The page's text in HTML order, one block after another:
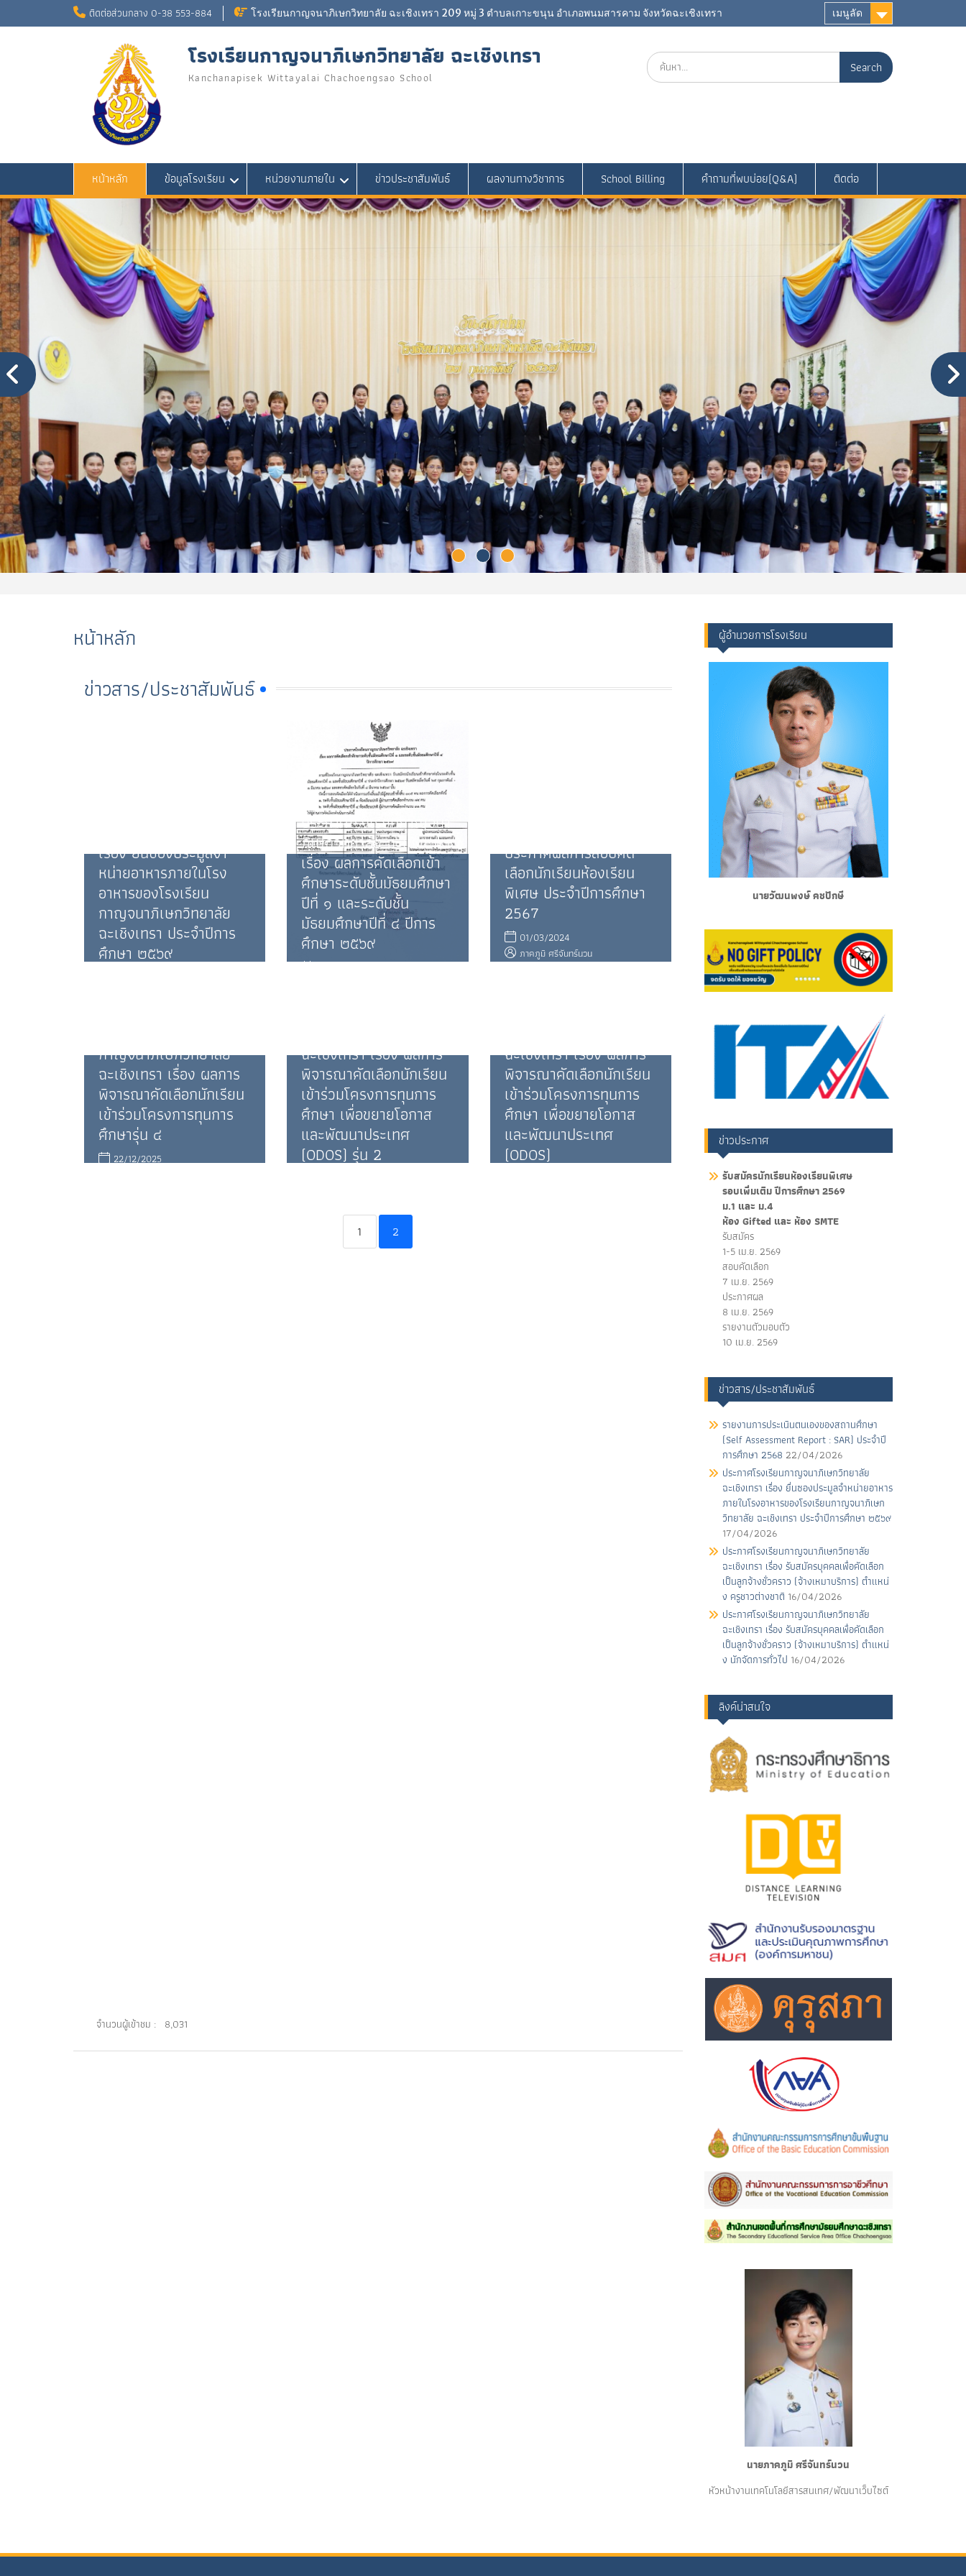
ติดต่อส่วนกลาง 0-38 553-884 โรงเรียนกาญจนาภิเษกวิทยาลัย ฉะเชิงเทรา 209 หมู่ 3 ตำบลเกาะขนุน อำเภอพนมสารคาม จังหวัดฉะเชิงเทรา เมนูลัด
โรงเรียนกาญจนาภิเษกวิทยาลัย ฉะเชิงเทรา
Kanchanapisek Wittayalai Chachoengsao School
Search
for:
หน้าหลัก ข้อมูลโรงเรียน หน่วยงานภายใน ข่าวประชาสัมพันธ์ ผลงานทางวิชาการ School Billing คำถามที่พบบ่อย(Q&A) ติดต่อ
หน้าหลัก
ข่าวสาร/ประชาสัมพันธ์
เรื่อง ยื่นซองประมูลจํา
หน่ายอาหารภายในโรง
อาหารของโรงเรียน
กาญจนาภิเษกวิทยาลัย
ฉะเชิงเทรา ประจําปีการ
ศึกษา ๒๕๖๙
ประกาศโรงเรียนกาญจนา
ภิเษกวิทยาลัย ฉะเชิงเทรา
เรื่อง ผลการคัดเลือกเข้า
ศึกษาระดับชั้นมัธยมศึกษา
ปีที่ ๑ และระดับชั้น
มัธยมศึกษาปีที่ ๔ ปีการ
ศึกษา ๒๕๖๙
ประกาศผลการสอบคัด
เลือกนักเรียนห้องเรียน
พิเศษ ประจำปีการศึกษา
2567
01/03/2024
ภาคภูมิ ศรีจันทร์นวน
กาญจนาภิเษกวิทยาลัย
ฉะเชิงเทรา เรื่อง ผลการ
พิจารณาคัดเลือกนักเรียน
เข้าร่วมโครงการทุนการ
ศึกษารุ่น ๔
22/12/2025
ฉะเชิงเทรา เรื่อง ผลการ
พิจารณาคัดเลือกนักเรียน
เข้าร่วมโครงการทุนการ
ศึกษา เพื่อขยายโอกาส
และพัฒนาประเทศ
(ODOS) รุ่น 2
ฉะเชิงเทรา เรื่อง ผลการ
พิจารณาคัดเลือกนักเรียน
เข้าร่วมโครงการทุนการ
ศึกษา เพื่อขยายโอกาส
และพัฒนาประเทศ
(ODOS)
1 2
จำนวนผู้เข้าชม : 8,031
ผู้อำนวยการโรงเรียน
นายวัฒนพงษ์ คชปักษี
ข่าวประกาศ
รับสมัครนักเรียนห้องเรียนพิเศษ
รอบเพิ่มเติม ปีการศึกษา 2569
ม.1 และ ม.4
ห้อง Gifted และ ห้อง SMTE
รับสมัคร
1-5 เม.ย. 2569
สอบคัดเลือก
7 เม.ย. 2569
ประกาศผล
8 เม.ย. 2569
รายงานตัวมอบตัว
10 เม.ย. 2569
ข่าวสาร/ประชาสัมพันธ์
รายงานการประเนินตนเองของสถานศึกษา
(Self Assessment Report : SAR) ประจำปี
การศึกษา 2568 22/04/2026
ประกาศโรงเรียนกาญจนาภิเษกวิทยาลัย
ฉะเชิงเทรา เรื่อง ยื่นซองประมูลจําหน่ายอาหาร
ภายในโรงอาหารของโรงเรียนกาญจนาภิเษก
วิทยาลัย ฉะเชิงเทรา ประจําปีการศึกษา ๒๕๖๙
17/04/2026
ประกาศโรงเรียนกาญจนาภิเษกวิทยาลัย
ฉะเชิงเทรา เรื่อง รับสมัครบุคคลเพื่อคัดเลือก
เป็นลูกจ้างชั่วคราว (จ้างเหมาบริการ) ตําแหน่
ง ครูชาวต่างชาติ 16/04/2026
ประกาศโรงเรียนกาญจนาภิเษกวิทยาลัย
ฉะเชิงเทรา เรื่อง รับสมัครบุคคลเพื่อคัดเลือก
เป็นลูกจ้างชั่วคราว (จ้างเหมาบริการ) ตําแหน่
ง นักจัดการทั่วไป 16/04/2026
ลิงค์น่าสนใจ
นายภาคภูมิ ศรีจันทร์นวน
หัวหน้างานเทคโนโลยีสารสนเทศ/พัฒนาเว็บไซต์